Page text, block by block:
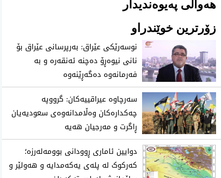
هەواڵی پەیوەندیدار
زۆرترین خوێندراو
نوسەرێکی عێراق: بەرپرسانی عێراق بۆ
نانی نیوەڕۆ دەچنە ئەنقەرە و بە
فەرمانەوە دەگەڕێنەوە
سەرچاوە عیراقییەکان: گرووپە
چەکدارەکان وەڵامدانەوەی سعودیەیان
ڕاگرت و مەرجیان هەیە
دوایین ئاماری ڕوودانی بوومەلەرزە؛
کەرکوک لە پلەی یەکەمدایە و هەولێر و